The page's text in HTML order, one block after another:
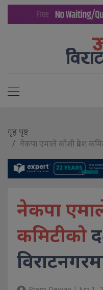
गृह पृष्ट
नेकपा एमाले कोशी प्रदेश
नेकपा
कमिटीको